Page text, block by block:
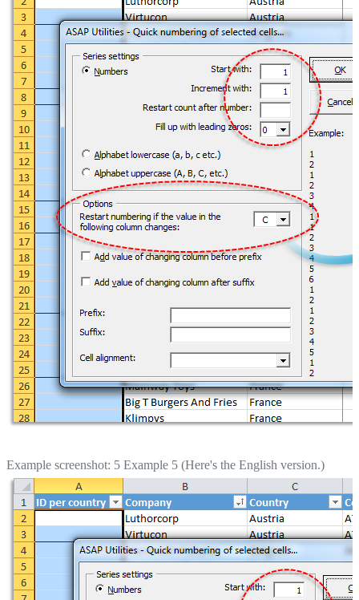
Example screenshot: 5 Example 5 (Here's the English version.)